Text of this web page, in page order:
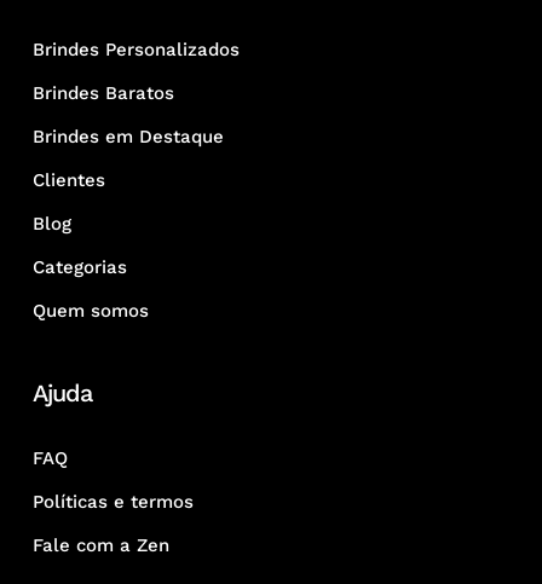
Brindes Personalizados
Brindes Baratos
Brindes em Destaque
Clientes
Blog
Categorias
Quem somos
Ajuda
FAQ
Políticas e termos
Fale com a Zen